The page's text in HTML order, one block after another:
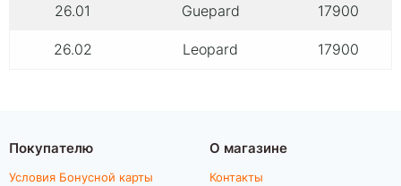
26.01 Guepard 17900
26.02 Leopard 17900
Покупателю
Условия Бонусной карты
О магазине
Контакты